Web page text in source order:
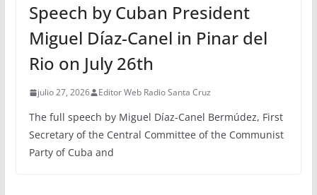
Speech by Cuban President
Miguel Díaz-Canel in Pinar del
Rio on July 26th
julio 27, 2026 Editor Web Radio Santa Cruz
The full speech by Miguel Díaz-Canel Bermúdez, First
Secretary of the Central Committee of the Communist
Party of Cuba and